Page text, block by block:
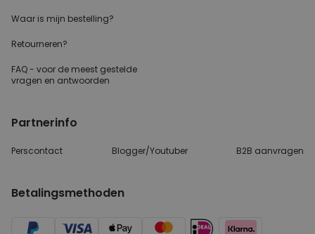
Waar is mijn bestelling?
Retourneren?
FAQ - voor de meest gestelde
vragen en antwoorden
Partnerinfo
Perscontact Blogger/Youtuber B2B aanvragen
Betalingsmethoden